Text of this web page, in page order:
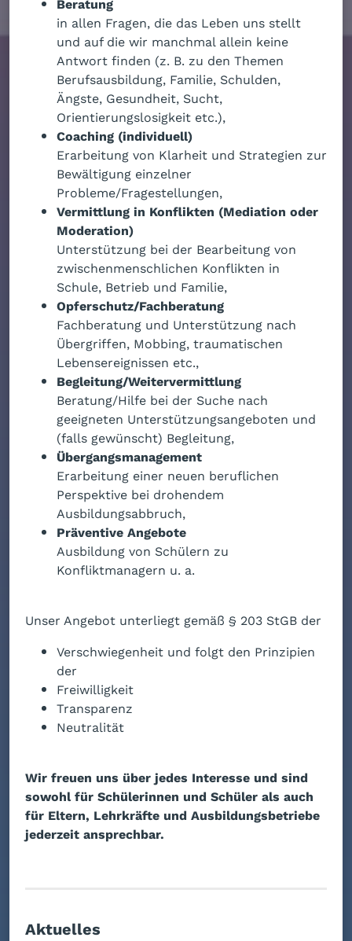
in allen Fragen, die das Leben uns stellt
und auf die wir manchmal allein keine
Antwort finden (z. B. zu den Themen
Berufsausbildung, Familie, Schulden,
Ängste, Gesundheit, Sucht,
Orientierungslosigkeit etc.),
Coaching (individuell)
Erarbeitung von Klarheit und Strategien zur
Bewältigung einzelner
Probleme/Fragestellungen,
Vermittlung in Konflikten (Mediation oder
Moderation)
Unterstützung bei der Bearbeitung von
zwischenmenschlichen Konflikten in
Schule, Betrieb und Familie,
Opferschutz/Fachberatung
Fachberatung und Unterstützung nach
Übergriffen, Mobbing, traumatischen
Lebensereignissen etc.,
Begleitung/Weitervermittlung
Beratung/Hilfe bei der Suche nach
geeigneten Unterstützungsangeboten und
(falls gewünscht) Begleitung,
Übergangsmanagement
Erarbeitung einer neuen beruflichen
Perspektive bei drohendem
Ausbildungsabbruch,
Präventive Angebote
Ausbildung von Schülern zu
Konfliktmanagern u. a.
Unser Angebot unterliegt gemäß § 203 StGB der
Verschwiegenheit und folgt den Prinzipien
der
Freiwilligkeit
Transparenz
Neutralität
Wir freuen uns über jedes Interesse und sind
sowohl für Schülerinnen und Schüler als auch
für Eltern, Lehrkräfte und Ausbildungsbetriebe
jederzeit ansprechbar.
Aktuelles